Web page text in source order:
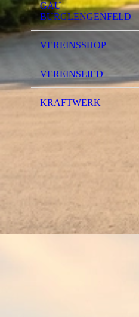
GAU
BURGLENGENFELD
VEREINSSHOP
VEREINSLIED
KRAFTWERK